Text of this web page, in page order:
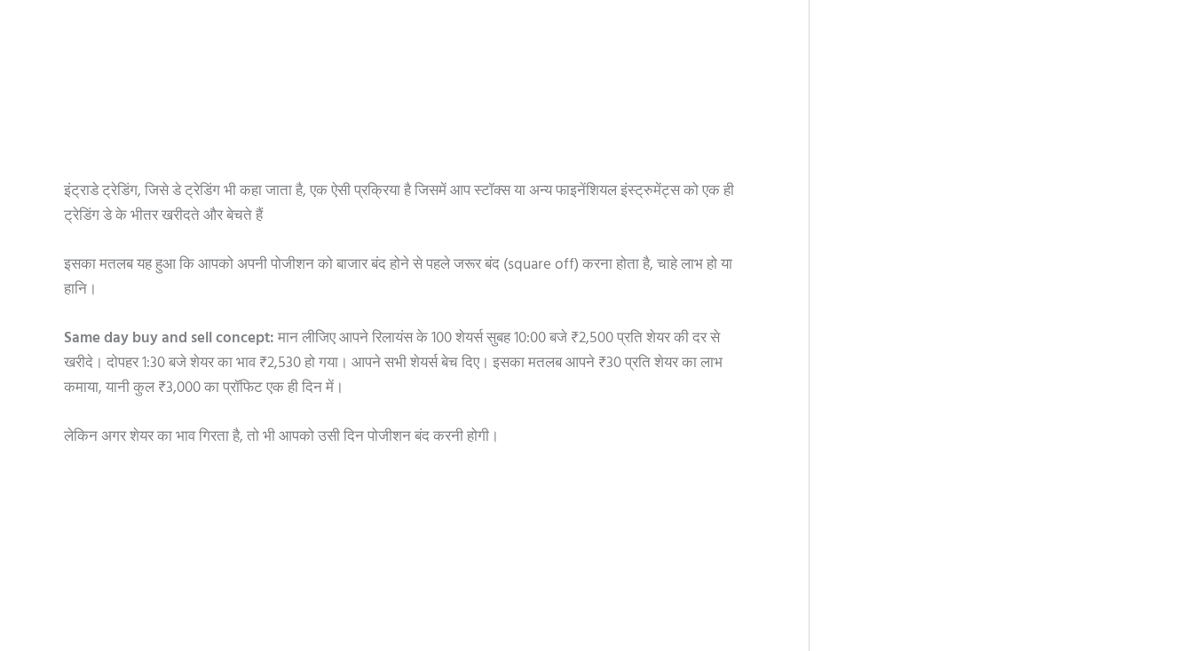
इंट्राडे ट्रेडिंग, जिसे डे ट्रेडिंग भी कहा जाता है, एक ऐसी प्रक्रिया है जिसमें आप स्टॉक्स या अन्य फाइनेंशियल इंस्ट्रुमेंट्स को एक ही
ट्रेडिंग डे के भीतर खरीदते और बेचते हैं
इसका मतलब यह हुआ कि आपको अपनी पोजीशन को बाजार बंद होने से पहले जरूर बंद (square off) करना होता है, चाहे लाभ हो या
हानि।
Same day buy and sell concept:मान लीजिए आपने रिलायंस के 100 शेयर्स सुबह 10:00 बजे ₹2,500 प्रति शेयर की दर से
खरीदे। दोपहर 1:30 बजे शेयर का भाव ₹2,530 हो गया। आपने सभी शेयर्स बेच दिए। इसका मतलब आपने ₹30 प्रति शेयर का लाभ
कमाया, यानी कुल ₹3,000 का प्रॉफिट एक ही दिन में।
लेकिन अगर शेयर का भाव गिरता है, तो भी आपको उसी दिन पोजीशन बंद करनी होगी।